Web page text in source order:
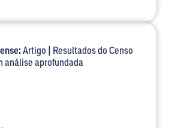
Artigo | Resultados do Censo
análise aprofundada